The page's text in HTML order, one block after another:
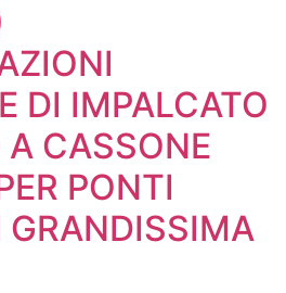
DI IMPALCATO
CASSONE
PONTI
GRANDISSIMA